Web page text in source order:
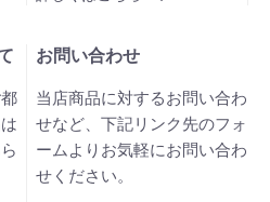
お問い合わせ
当店商品に対するお問い合わ
せなど、下記リンク先のフォ
ームよりお気軽にお問い合わ
せください。